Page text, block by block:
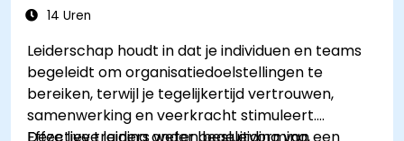
14 Uren
Leiderschap houdt in dat je individuen en teams
begeleidt om organisatiedoelstellingen te
bereiken, terwijl je tegelijkertijd vertrouwen,
samenwerking en veerkracht stimuleert.